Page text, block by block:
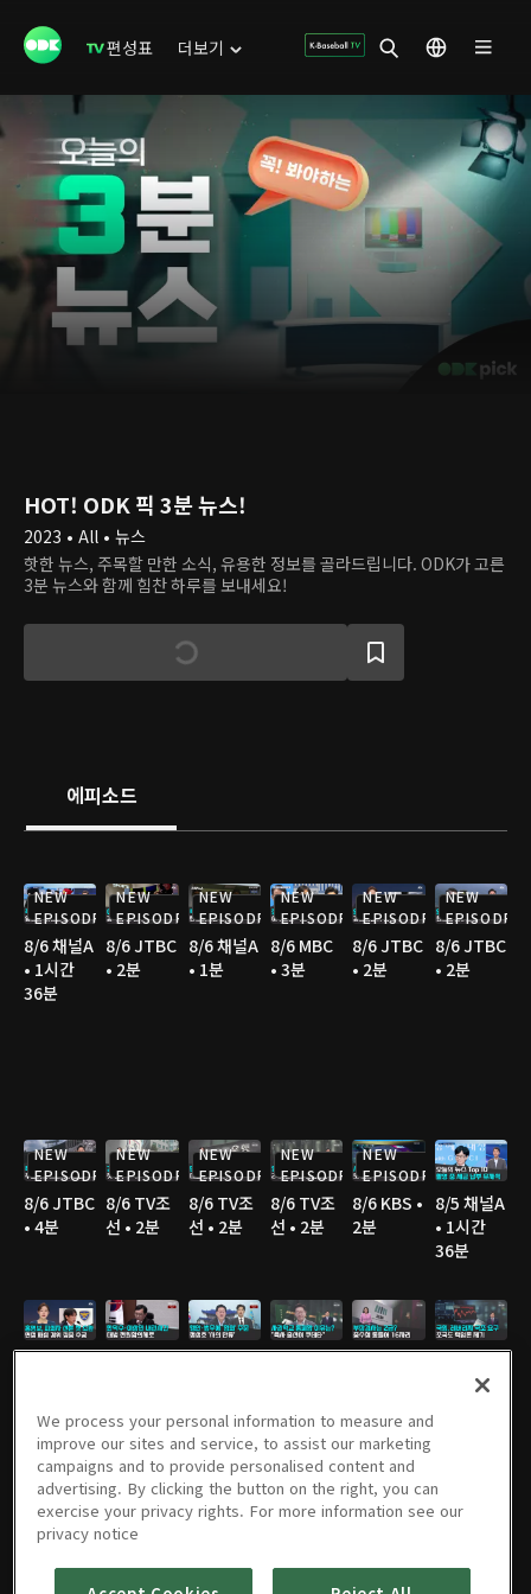
편성표 더보기
HOT! ODK 픽 3분 뉴스!
2023 • All • 뉴스
핫한 뉴스, 주목할 만한 소식, 유용한 정보를 골라드립니다. ODK가 고른
3분 뉴스와 함께 힘찬 하루를 보내세요!
에피소드
NEW
EPISODE
8/6 채널A
• 1시간
36분
NEW
EPISODE
8/6 JTBC
• 2분
NEW
EPISODE
8/6 채널A
• 1분
NEW
EPISODE
8/6 MBC
• 3분
NEW
EPISODE
8/6 JTBC
• 2분
NEW
EPISODE
8/6 JTBC
• 2분
NEW
EPISODE
8/6 JTBC
• 4분
NEW
EPISODE
8/6 TV조
선 • 2분
NEW
EPISODE
8/6 TV조
선 • 2분
NEW
EPISODE
8/6 TV조
선 • 2분
NEW
EPISODE
8/6 KBS •
2분
8/5 채널A
• 1시간
36분
선 • 3분
8/5 TV조
선 • 3분
8/5 MBC
• 3분
8/5 YTN •
3분
8/5 YTN •
3분
8/4 채널A
• 1시간
8/4 JTBC
• 2분
We process your personal information to measure and
improve our sites and service, to assist our marketing
campaigns and to provide personalised content and
advertising. By clicking the button on the right, you can
exercise your privacy rights. For more information see our
privacy notice